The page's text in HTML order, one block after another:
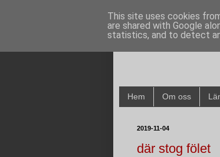
Hem Om oss
2019-11-04
där stog fölet
This site uses cookies
are shared with Google
statistics, and to detect